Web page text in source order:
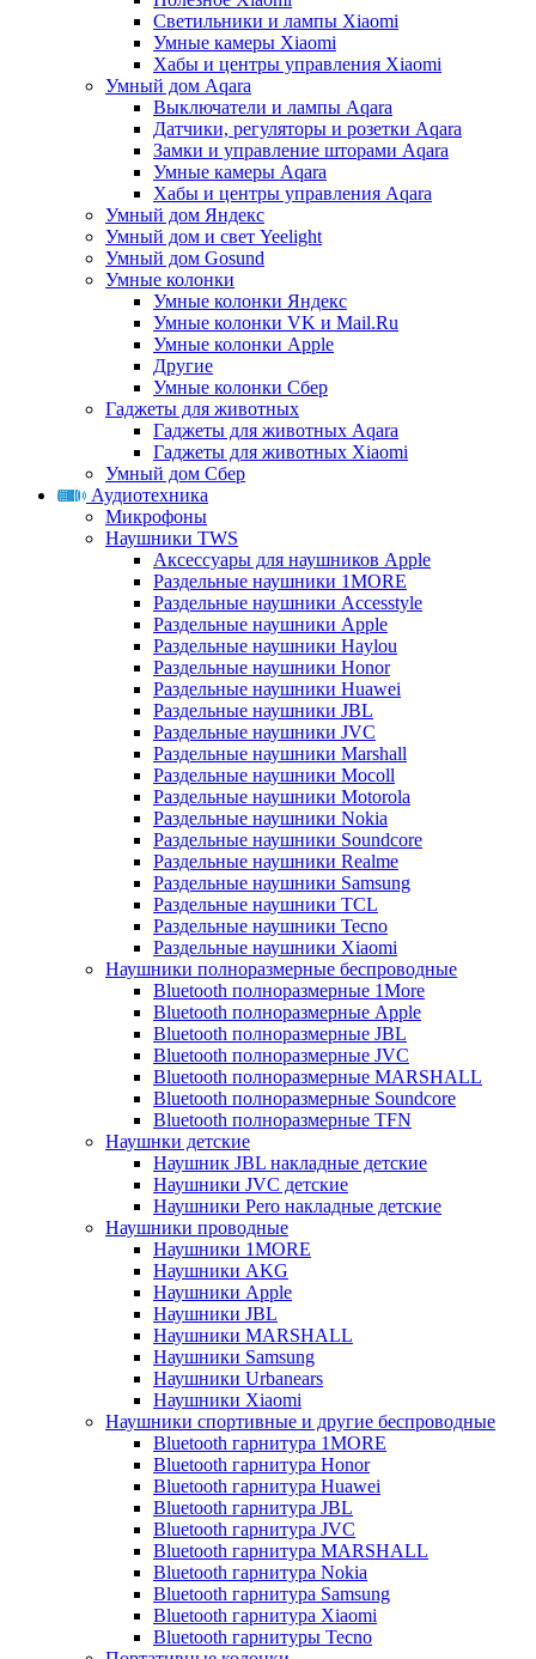
Светильники и лампы Xiaomi
Умные камеры Xiaomi
Хабы и центры управления Xiaomi
Умный дом Aqara
Выключатели и лампы Aqara
Датчики, регуляторы и розетки Aqara
Замки и управление шторами Aqara
Умные камеры Aqara
Хабы и центры управления Aqara
Умный дом Яндекс
Умный дом и свет Yeelight
Умный дом Gosund
Умные колонки
Умные колонки Яндекс
Умные колонки VK и Mail.Ru
Умные колонки Apple
Другие
Умные колонки Сбер
Гаджеты для животных
Гаджеты для животных Aqara
Гаджеты для животных Xiaomi
Умный дом Сбер
Аудиотехника
Микрофоны
Наушники TWS
Аксессуары для наушников Apple
Раздельные наушники 1MORE
Раздельные наушники Accesstyle
Раздельные наушники Apple
Раздельные наушники Haylou
Раздельные наушники Honor
Раздельные наушники Huawei
Раздельные наушники JBL
Раздельные наушники JVC
Раздельные наушники Marshall
Раздельные наушники Mocoll
Раздельные наушники Motorola
Раздельные наушники Nokia
Раздельные наушники Soundcore
Раздельные наушники Realme
Раздельные наушники Samsung
Раздельные наушники TCL
Раздельные наушники Tecno
Раздельные наушники Xiaomi
Наушники полноразмерные беспроводные
Bluetooth полноразмерные 1More
Bluetooth полноразмерные Apple
Bluetooth полноразмерные JBL
Bluetooth полноразмерные JVC
Bluetooth полноразмерные MARSHALL
Bluetooth полноразмерные Soundcore
Bluetooth полноразмерные TFN
Наушнки детские
Наушник JBL накладные детские
Наушники JVC детские
Наушники Pero накладные детские
Наушники проводные
Наушники 1MORE
Наушники AKG
Наушники Apple
Наушники JBL
Наушники MARSHALL
Наушники Samsung
Наушники Urbanears
Наушники Xiaomi
Наушники спортивные и другие беспроводные
Bluetooth гарнитура 1MORE
Bluetooth гарнитура Honor
Bluetooth гарнитура Huawei
Bluetooth гарнитура JBL
Bluetooth гарнитура JVC
Bluetooth гарнитура MARSHALL
Bluetooth гарнитура Nokia
Bluetooth гарнитура Samsung
Bluetooth гарнитура Xiaomi
Bluetooth гарнитуры Tecno